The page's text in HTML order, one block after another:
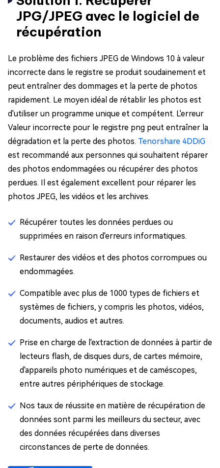
JPG/JPEG avec le logiciel de
récupération
Le problème des fichiers JPEG de Windows 10 à valeur
incorrecte dans le registre se produit soudainement et
peut entraîner des dommages et la perte de photos
rapidement. Le moyen idéal de rétablir les photos est
d'utiliser un programme unique et compétent. L'erreur
Valeur incorrecte pour le registre png peut entraîner la
dégradation et la perte des photos. Tenorshare 4DDiG
est recommandé aux personnes qui souhaitent réparer
des photos endommagées ou récupérer des photos
perdues. Il est également excellent pour réparer les
photos JPEG, les vidéos et les archives.
Récupérer toutes les données perdues ou
supprimées en raison d'erreurs informatiques.
Restaurer des vidéos et des photos corrompues ou
endommagées.
Compatible avec plus de 1000 types de fichiers et
systèmes de fichiers, y compris les photos, vidéos,
documents, audios et autres.
Prise en charge de l'extraction de données à partir de
lecteurs flash, de disques durs, de cartes mémoire,
d'appareils photo numériques et de caméscopes,
entre autres périphériques de stockage.
Nos taux de réussite en matière de récupération de
données sont parmi les meilleurs du secteur, avec
des données récupérées dans diverses
circonstances de perte de données.